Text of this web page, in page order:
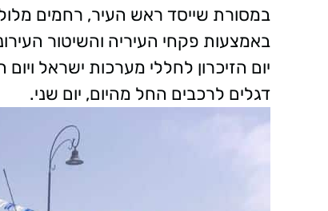
במסורת שייסד ראש העיר, רחמים
באמצעות פקחי העיריה והשיטור
יום הזיכרון לחללי מערכות ישראל
דגלים לרכבים החל מהיום, יום שני.